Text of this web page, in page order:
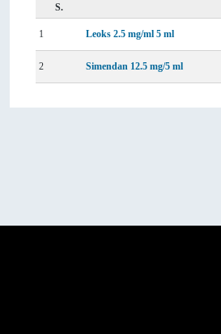
S.
1 Leoks 2.5 mg/ml 5 ml
2 Simendan 12.5 mg/5 ml